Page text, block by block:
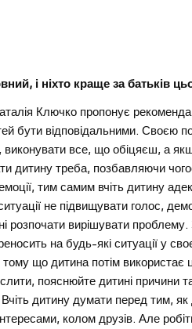
і ніхто краще за батьків
Ключко пропонує
бути відповідальними. Своєю
все, що обіцяєш, а
дитину треба, позбавляючи
тим самим вчіть дитину
не підвищувати голос,
розпочати вирішувати
на будь-які ситуації у
що дитина потім використає
пояснюйте дитині причини
дитину думати перед тим,
колом друзів. Але